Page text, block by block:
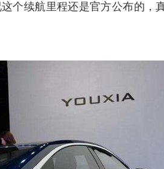
个续航里程还是官方公布的，